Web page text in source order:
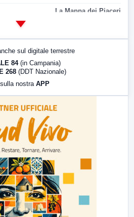
La Mappa dei Piaceri
sul digitale terrestre
84 (in Campania)
268 (DDT Nazionale)
nostra APP